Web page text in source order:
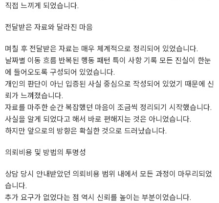
직접 느끼게 되었습니다.
전달받은 자료와 달라진 마음
며칠 후 전달받은 자료는 매우 체계적으로 정리되어 있었습니다.
날짜별 이동 흐름 반복된 행동 패턴 특이 사항 기록 모든 진실이 한눈
에 들어오도록 구성되어 있었습니다.
개인의 판단이 아닌 입증된 사실 중심으로 작성되어 있었기 때문에 신
뢰가 느껴졌습니다.
자료를 마주한 순간 복잡했던 마음이 조금씩 정리되기 시작했습니다.
사실을 알게 되었다고 해서 바로 편해지는 것은 아니었습니다.
하지만 앞으로의 방향은 확실한 것으로 드러났습니다.
의뢰비용 및 방법의 투명성
상담 당시 안내받았던 의뢰비용 범위 내에서 모든 과정이 마무리되었
습니다.
추가 요구가 없었다는 점 역시 신뢰를 높이는 부분이었습니다.